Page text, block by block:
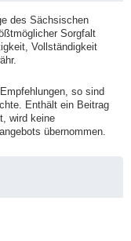
des Sächsischen
Sorgfalt
Vollständigkeit
so sind
Enthält ein Beitrag
wird keine
übernommen.